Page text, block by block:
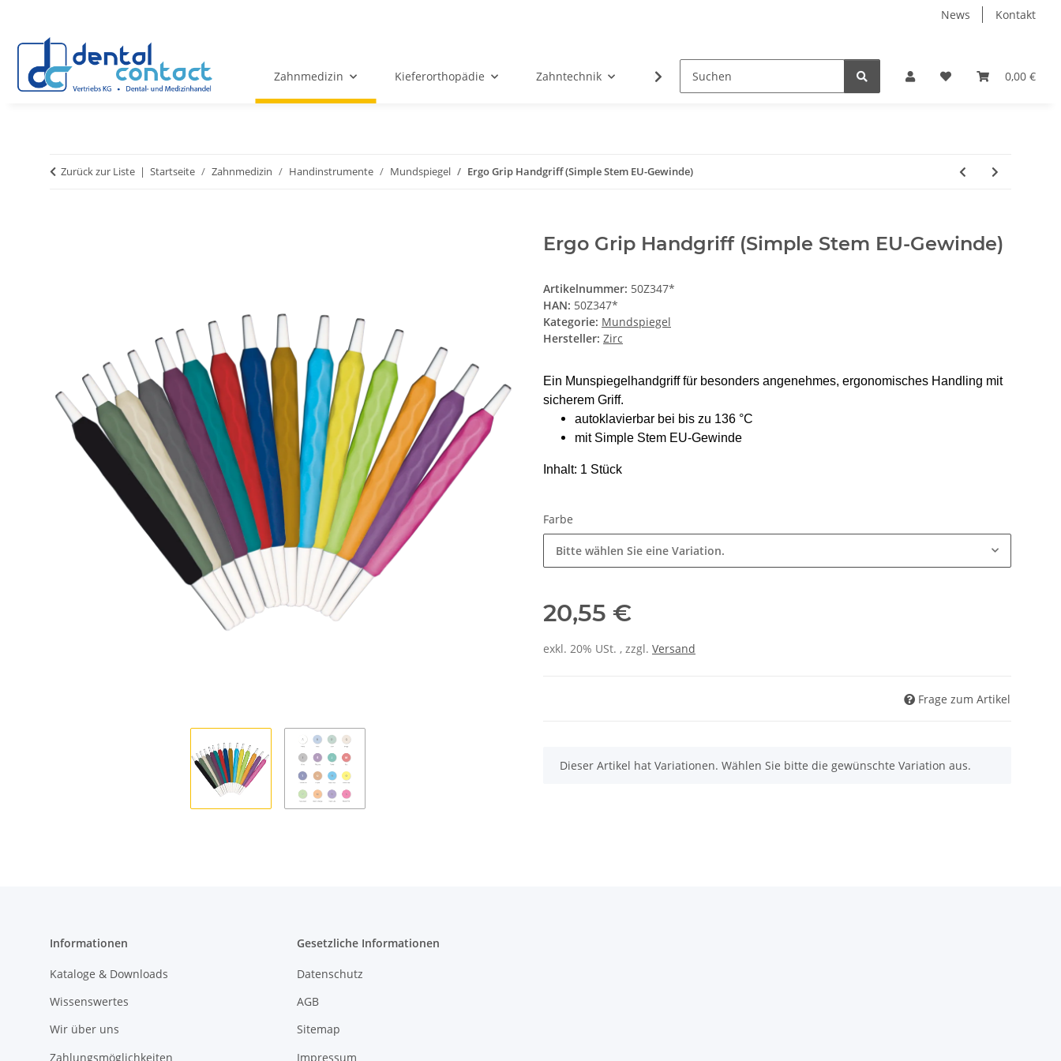
News Kontakt
0,00 €
Zahnmedizin Kieferorthopädie Zahntechnik Oral-Chirurgie Sterilisations- und Reinigungsüberwachung
Zurück zur Liste Startseite Zahnmedizin Handinstrumente Mundspiegel Ergo Grip Handgriff (Simple Stem EU-Gewinde)
Ergo Grip Handgriff (Simple Stem EU-Gewinde)
Artikelnummer: 50Z347*
HAN: 50Z347*
Kategorie: Mundspiegel
Hersteller: Zirc
Ein Munspiegelhandgriff für besonders angenehmes, ergonomisches Handling mit
sicherem Griff.
autoklavierbar bei bis zu 136 °C
mit Simple Stem EU-Gewinde
Inhalt: 1 Stück
Farbe
Bitte wählen Sie eine Variation.
20,55 €
exkl. 20% USt. , zzgl. Versand
Frage zum Artikel
x
Dieser Artikel hat Variationen. Wählen Sie bitte die gewünschte Variation aus.
Informationen
Kataloge & Downloads
Wissenswertes
Wir über uns
Zahlungsmöglichkeiten
Gesetzliche Informationen
Datenschutz
AGB
Sitemap
Impressum